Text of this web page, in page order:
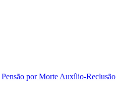
Pensão por Morte Auxílio-Reclusão